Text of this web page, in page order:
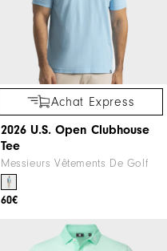
Achat Express
2026 U.S. Open Clubhouse
Tee
Messieurs Vêtements De Golf
60€